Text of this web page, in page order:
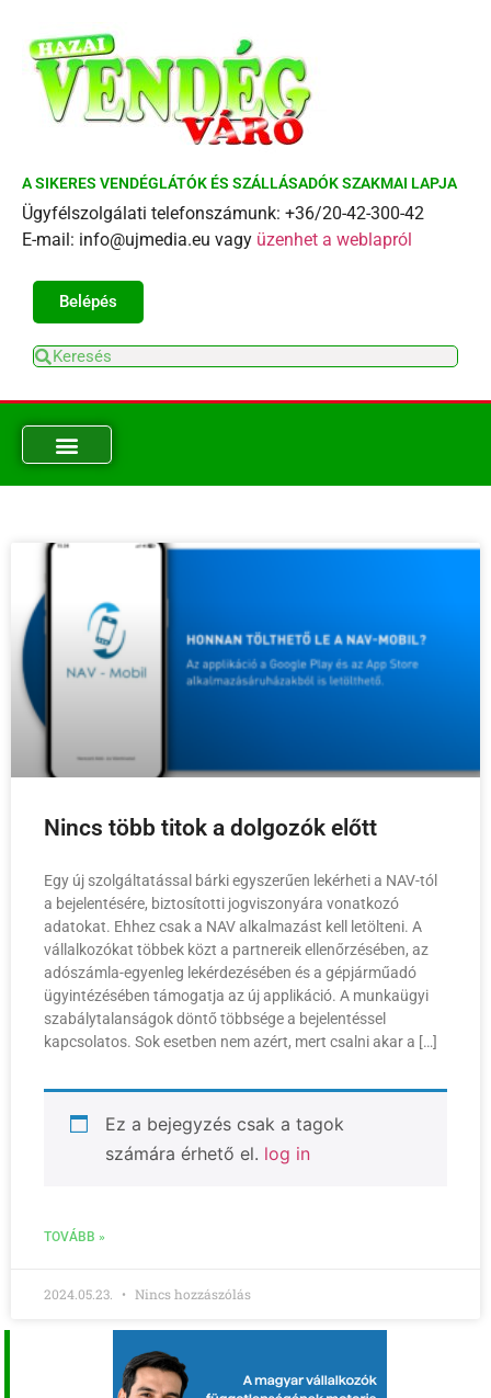
A SIKERES VENDÉGLÁTÓK ÉS SZÁLLÁSADÓK SZAKMAI LAPJA
Ügyfélszolgálati telefonszámunk: +36/20-42-300-42
E-mail: info@ujmedia.eu vagy üzenhet a weblapról
Belépés
Nincs több titok a dolgozók előtt
Egy új szolgáltatással bárki egyszerűen lekérheti a NAV-tól
a bejelentésére, biztosítotti jogviszonyára vonatkozó
adatokat. Ehhez csak a NAV alkalmazást kell letölteni. A
vállalkozókat többek közt a partnereik ellenőrzésében, az
adószámla-egyenleg lekérdezésében és a gépjárműadó
ügyintézésében támogatja az új applikáció. A munkaügyi
szabálytalanságok döntő többsége a bejelentéssel
kapcsolatos. Sok esetben nem azért, mert csalni akar a […]
Ez a bejegyzés csak a tagok
számára érhető el. log in
TOVÁBB »
2024.05.23. Nincs hozzászólás